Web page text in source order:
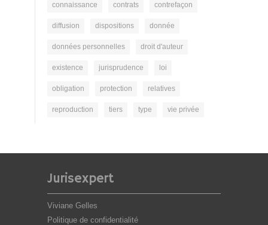
connaissance contrats contrefaçon
diffusion dispositions donnée
données personnelles droit d'auteur
existence jurisprudence loi
obligation protection relatives
reproduction tiers type vie privée
Jurisexpert
Viviane Gelles
Politique de confidentialité